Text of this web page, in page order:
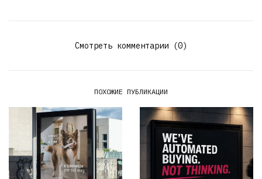
Смотреть комментарии (0)
ПОХОЖИЕ ПУБЛИКАЦИИ